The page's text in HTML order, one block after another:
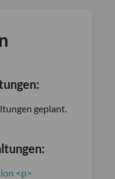
geplant.
<p>